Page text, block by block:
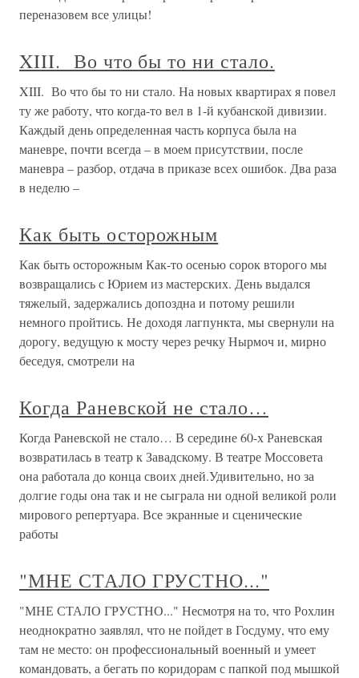
переназовем все улицы!
XIII. Во что бы то ни стало.
XIII. Во что бы то ни стало. На новых квартирах я повел
ту же работу, что когда-то вел в 1-й кубанской дивизии.
Каждый день определенная часть корпуса была на
маневре, почти всегда – в моем присутствии, после
маневра – разбор, отдача в приказе всех ошибок. Два раза
в неделю –
Как быть осторожным
Как быть осторожным Как-то осенью сорок второго мы
возвращались с Юрием из мастерских. День выдался
тяжелый, задержались допоздна и потому решили
немного пройтись. Не доходя лагпункта, мы свернули на
дорогу, ведущую к мосту через речку Нырмоч и, мирно
беседуя, смотрели на
Когда Раневской не стало…
Когда Раневской не стало… В середине 60-х Раневская
возвратилась в театр к Завадскому. В театре Моссовета
она работала до конца своих дней.Удивительно, но за
долгие годы она так и не сыграла ни одной великой роли
мирового репертуара. Все экранные и сценические
работы
"МНЕ СТАЛО ГРУСТНО..."
"МНЕ СТАЛО ГРУСТНО..." Несмотря на то, что Рохлин
неоднократно заявлял, что не пойдет в Госдуму, что ему
там не место: он профессиональный военный и умеет
командовать, а бегать по коридорам с папкой под мышкой